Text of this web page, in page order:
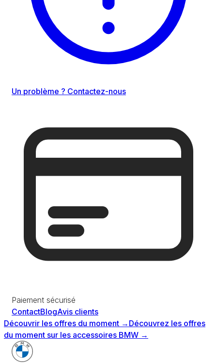
Un problème ? Contactez-nous
Paiement sécurisé
ContactBlogAvis clients
Découvrir les offres du moment → Découvrez les offres
du moment sur les accessoires BMW →